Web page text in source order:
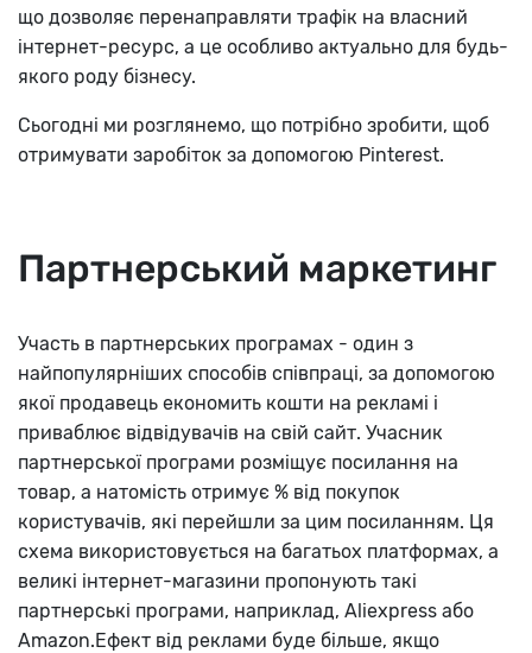
що дозволяє перенаправляти трафік на власний
інтернет-ресурс, а це особливо актуально для будь-
якого роду бізнесу.
Сьогодні ми розглянемо, що потрібно зробити, щоб
отримувати заробіток за допомогою Pinterest.
Партнерський маркетинг
Участь в партнерських програмах - один з
найпопулярніших способів співпраці, за допомогою
якої продавець економить кошти на рекламі і
приваблює відвідувачів на свій сайт. Учасник
партнерської програми розміщує посилання на
товар, а натомість отримує % від покупок
користувачів, які перейшли за цим посиланням. Ця
схема використовується на багатьох платформах, а
великі інтернет-магазини пропонують такі
партнерські програми, наприклад, Aliexpress або
Amazon.Ефект від реклами буде більше, якщо